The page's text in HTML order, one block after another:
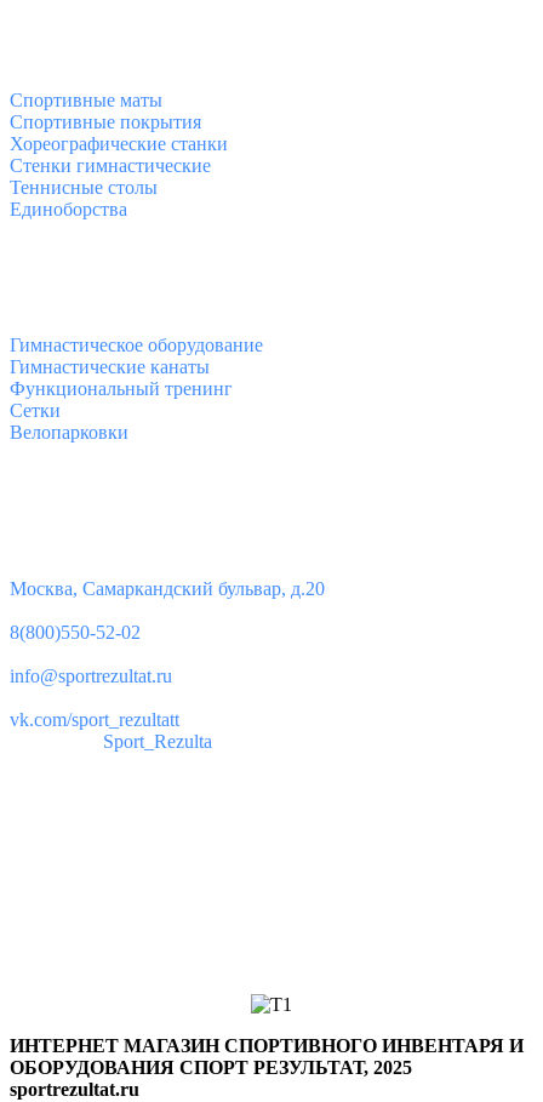
Спортивные маты
Спортивные покрытия
Хореографические станки
Стенки гимнастические
Теннисные столы
Единоборства
Гимнастическое оборудование
Гимнастические канаты
Функциональный тренинг
Сетки
Велопарковки
Москва, Самаркандский бульвар, д.20
8(800)550-52-02
info@sportrezultat.ru
vk.com/sport_rezultatt
Sport_Rezulta
ИНТЕРНЕТ МАГАЗИН СПОРТИВНОГО ИНВЕНТАРЯ И
ОБОРУДОВАНИЯ СПОРТ РЕЗУЛЬТАТ, 2025
sportrezultat.ru